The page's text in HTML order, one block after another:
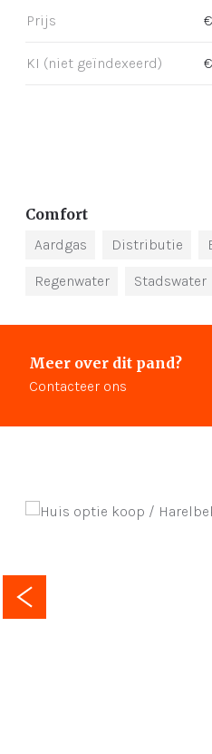
Prijs
KI (niet geïndexeerd)
Comfort
Aardgas Distributie
Regenwater Stadswater
Meer over dit pand?
Contacteer ons